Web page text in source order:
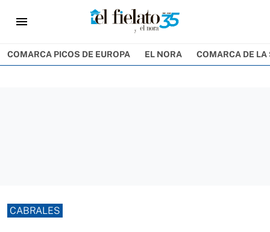
menu
COMARCA PICOS DE EUROPA EL NORA COMARCA DE LA
CABRALES